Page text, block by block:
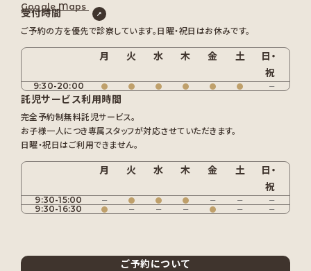
Google Maps
受付時間
ご予約の方を優先で診察しています。日曜・祝日はお休みです。
月 火 水 木 金 土
日・
祝
9:30-20:00 ● ● ● ● ● ● －
託児サービス利用時間
完全予約制無料託児サービス。
お子様一人につき専属スタッフが対応させていただきます。
日曜・祝日はご利用できません。
月 火 水 木 金 土
日・
祝
9:30-15:00 － ● ● ● － － －
9:30-16:30 ● － － － ● － －
ご予約について